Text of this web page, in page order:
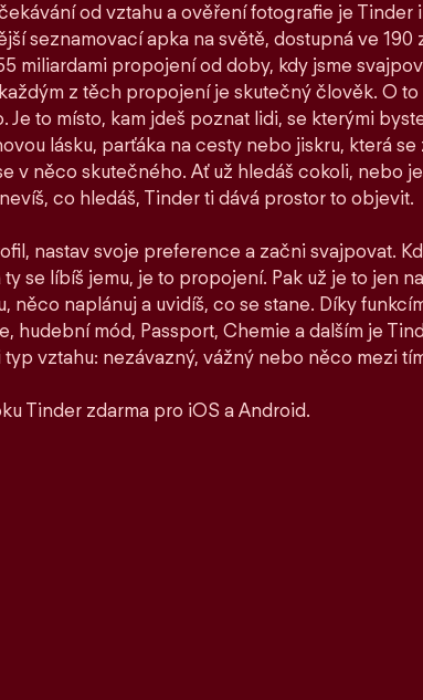
od vztahu a ověření fotografie je Tinder
seznamovací apka na světě, dostupná ve 190
miliardami propojení od doby, kdy jsme
z těch propojení je skutečný člověk. O
Je to místo, kam jdeš poznat lidi, se kterými
lásku, parťáka na cesty nebo jiskru, která se
v něco skutečného. Ať už hledáš cokoli, nebo
co hledáš, Tinder ti dává prostor to objevit.
nastav svoje preference a začni svajpovat.
se líbíš jemu, je to propojení. Pak už je to jen
něco naplánuj a uvidíš, co se stane. Díky
hudební mód, Passport, Chemie a dalším je
vztahu: nezávazný, vážný nebo něco mezi
Tinder zdarma pro iOS a Android.